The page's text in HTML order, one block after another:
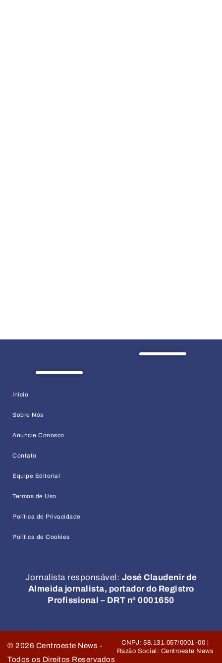
Início
Sobre Nós
Anuncie Conosco
Contato
Equipe Editorial
Termos de Uso
Política de Privacidade
Política de Cookies
Jornalista responsável: José Claudenir de
Almeida jornalista, portador do Registro
Profissional – DRT nº 0001650
© 2026 Centroeste News -
Todos os Direitos Reservados
CNPJ: 58.131.057/0001-00 |
Razão Social: Centroeste News